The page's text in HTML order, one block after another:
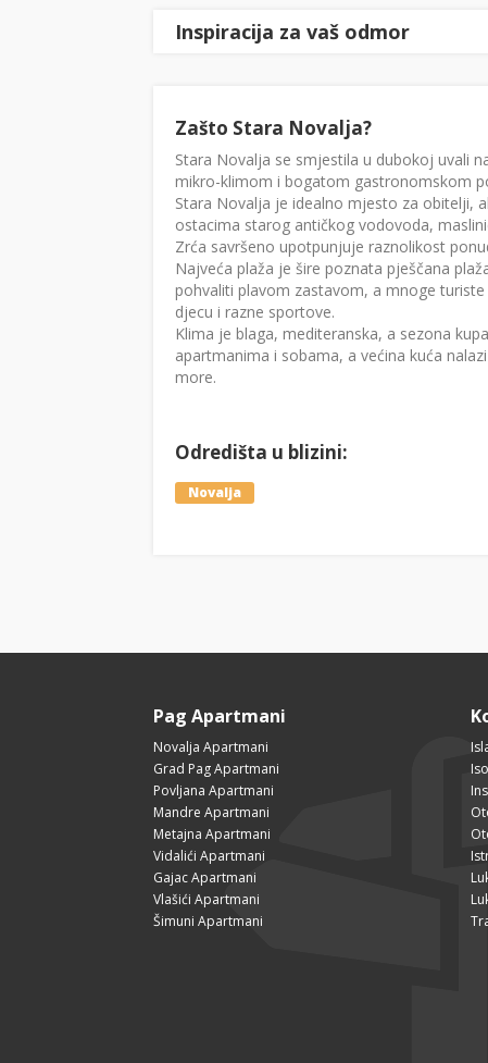
Inspiracija za vaš odmor
Zašto Stara Novalja?
Stara Novalja se smjestila u dubokoj uvali
mikro-klimom i bogatom gastronomskom
Stara Novalja je idealno mjesto za obitelji,
ostacima starog antičkog vodovoda,
Zrća savršeno upotpunjuje raznolikost
Najveća plaža je šire poznata pješčana
pohvaliti plavom zastavom, a mnoge
djecu i razne sportove.
Klima je blaga, mediteranska, a sezona
apartmanima i sobama, a većina kuća
more.
Odredišta u blizini:
Novalja
Pag Apartmani
Novalja Apartmani
Grad Pag Apartmani
Povljana Apartmani
Mandre Apartmani
Metajna Apartmani
Vidalići Apartmani
Gajac Apartmani
Vlašići Apartmani
Šimuni Apartmani